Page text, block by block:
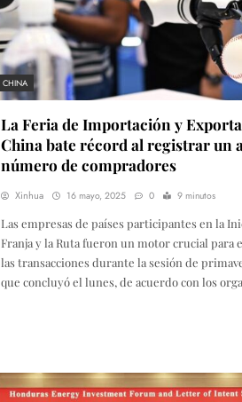
CHINA
La Feria de Importación y
China bate récord al registrar un
número de compradores
Xinhua 16 mayo, 2025 0 9 minutos
Las empresas de países participantes en la
Franja y la Ruta fueron un motor crucial para
las transacciones durante la sesión de
que concluyó el lunes, de acuerdo con los